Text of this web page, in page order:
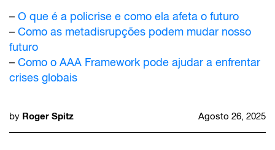
– O que é a policrise e como ela afeta o futuro
– Como as metadisrupções podem mudar nosso
futuro
– Como o AAA Framework pode ajudar a enfrentar
crises globais
by Roger Spitz Agosto 26, 2025